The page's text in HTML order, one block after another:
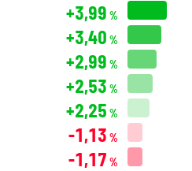
+3,99 %
+3,40 %
+2,99 %
+2,53 %
+2,25 %
-1,13 %
-1,17 %